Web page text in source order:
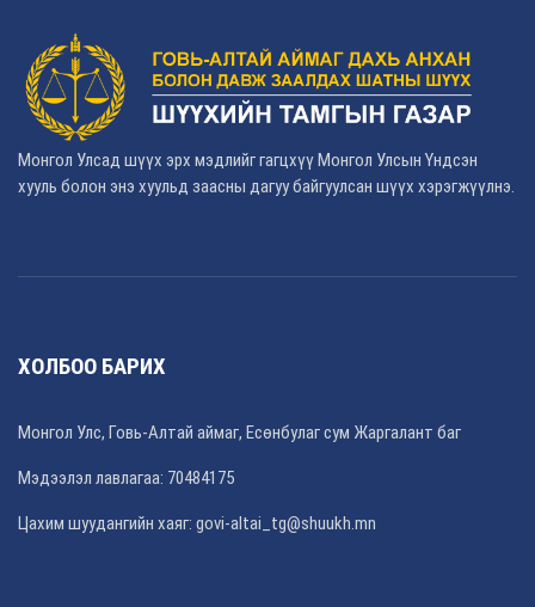
Монгол Улсад шүүх эрх мэдлийг гагцхүү Монгол Улсын Үндсэн
хууль болон энэ хуульд заасны дагуу байгуулсан шүүх хэрэгжүүлнэ.
ХОЛБОО БАРИХ
Монгол Улс, Говь-Алтай аймаг, Есөнбулаг сум Жаргалант баг
Мэдээлэл лавлагаа: 70484175
Цахим шуудангийн хаяг: govi-altai_tg@shuukh.mn